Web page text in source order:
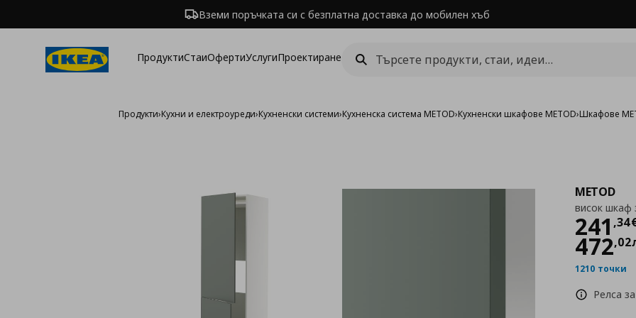
Вземи поръчката си с безплатна доставка до мобилен хъб
ПродуктиСтаиОфертиУслугиПроектиране
Продукти›Кухни и електроуреди›Кухненски системи›Кухненска система METOD›Кухненски шкафове METOD›Шкафове
METOD
висок шкаф
241 ,34
472,02
1210 точки
Релса